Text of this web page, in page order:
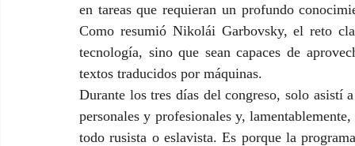
en tareas que requieran un profundo
Como resumió Nikolái Garbovsky, el reto
tecnología, sino que sean capaces de
textos traducidos por máquinas.
Durante los tres días del congreso, solo asistí
personales y profesionales y,
todo rusista o eslavista. Es porque la